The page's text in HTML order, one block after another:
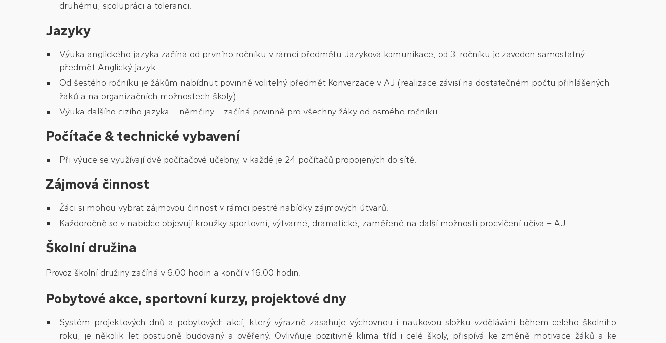
druhému, spolupráci a toleranci.
Jazyky
Výuka anglického jazyka začíná od prvního ročníku v rámci předmětu Jazyková komunikace, od 3. ročníku je zaveden samostatný
předmět Anglický jazyk.
Od šestého ročníku je žákům nabídnut povinně volitelný předmět Konverzace v AJ (realizace závisí na dostatečném počtu přihlášených
žáků a na organizačních možnostech školy).
Výuka dalšího cizího jazyka – němčiny – začíná povinně pro všechny žáky od osmého ročníku.
Počítače & technické vybavení
Při výuce se využívají dvě počítačové učebny, v každé je 24 počítačů propojených do sítě.
Zájmová činnost
Žáci si mohou vybrat zájmovou činnost v rámci pestré nabídky zájmových útvarů.
Každoročně se v nabídce objevují kroužky sportovní, výtvarné, dramatické, zaměřené na další možnosti procvičení učiva – AJ.
Školní družina
Provoz školní družiny začíná v 6.00 hodin a končí v 16.00 hodin.
Pobytové akce, sportovní kurzy, projektové dny
Systém projektových dnů a pobytových akcí, který výrazně zasahuje výchovnou i naukovou složku vzdělávání během celého školního
roku, je několik let postupně budovaný a ověřený. Ovlivňuje pozitivně klima tříd i celé školy, přispívá ke změně motivace žáků a ke